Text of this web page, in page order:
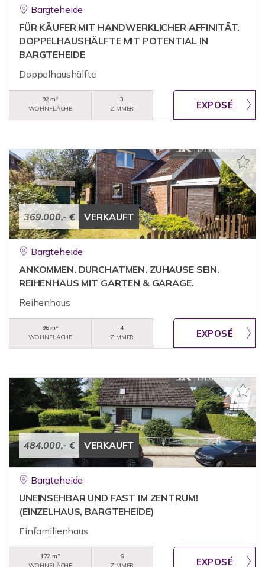
Bargteheide
FÜR KÄUFER MIT HANDWERKLICHER AFFINITÄT.
DOPPELHAUSHÄLFTE MIT POTENTIAL IN
BARGTEHEIDE
Doppelhaushälfte
92 m²
WOHNFLÄCHE
3
ZIMMER
369.000,- € VERKAUFT
Bargteheide
ANKOMMEN. DURCHATMEN. ZUHAUSE SEIN.
REIHENHAUS MIT GARTEN & GARAGE.
Reihenhaus
96 m²
WOHNFLÄCHE
4
ZIMMER
484.000,- € VERKAUFT
Bargteheide
UNEINSEHBAR UND FAST IM ZENTRUM!
(EINZELHAUS, BARGTEHEIDE)
Einfamilienhaus
172 m²
6